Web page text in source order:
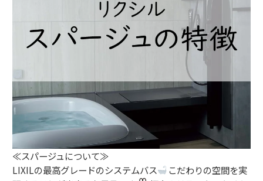
≪スパージュについて≫
LIXILの最高グレードのシステムバス
こだわりの空間を実